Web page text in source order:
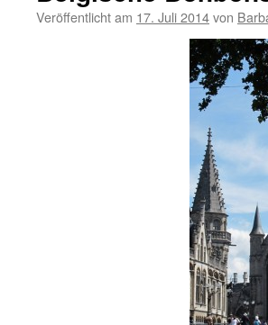
Veröffentlicht am 17. Juli 2014von